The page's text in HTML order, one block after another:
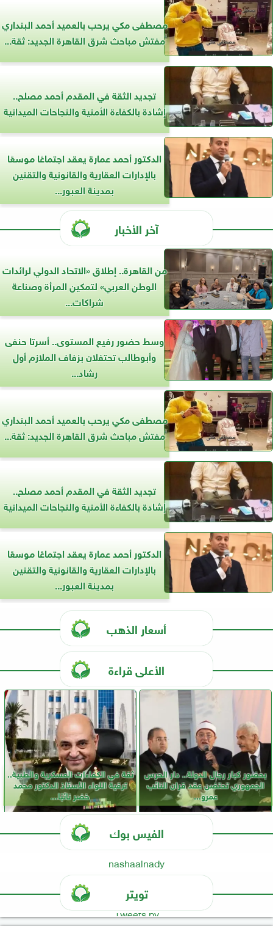
مصطفى مكي يرحب بالعميد أحمد البنداري
مفتش مباحث شرق القاهرة الجديد: ثقة...
تجديد الثقة في المقدم أحمد مصلح..
إشادة بالكفاءة الأمنية والنجاحات الميدانية
الدكتور أحمد عمارة يعقد اجتماعًا موسعًا
بالإدارات العقارية والقانونية والتقنين
بمدينة العبور...
آخر الأخبار
من القاهرة.. إطلاق «الاتحاد الدولي لرائدات
الوطن العربي» لتمكين المرأة وصناعة
شراكات...
وسط حضور رفيع المستوى.. أسرتا حنفى
وأبوطالب تحتفلان بزفاف الملازم أول
رشاد...
مصطفى مكي يرحب بالعميد أحمد البنداري
مفتش مباحث شرق القاهرة الجديد: ثقة...
تجديد الثقة في المقدم أحمد مصلح..
إشادة بالكفاءة الأمنية والنجاحات الميدانية
الدكتور أحمد عمارة يعقد اجتماعًا موسعًا
بالإدارات العقارية والقانونية والتقنين
بمدينة العبور...
أسعار الذهب
الأعلى قراءة
بحضور كبار رجال الدولة.. دار الحرس
الجمهوري تحتضن عقد قران النائب
عمرو...
ثقة في الكفاءات العسكرية والطبية..
ترقية اللواء الأستاذ الدكتور محمد
خضر نائبًا...
الفيس بوك
nashaalnady
تويتر
Tweets by